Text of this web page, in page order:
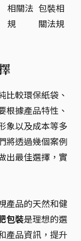
相關法
規
包裝相
關法規
比較環保紙袋、
根據產品特性、
象以及成本等多
將透過幾個案例
出最佳選擇，實
產品的天然和健
包裝是理想的選
產品資訊，提升